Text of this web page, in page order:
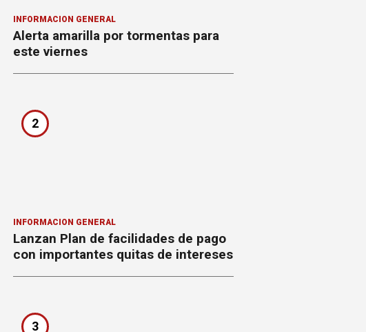
INFORMACION GENERAL
Alerta amarilla por tormentas para
este viernes
2
INFORMACION GENERAL
Lanzan Plan de facilidades de pago
con importantes quitas de intereses
3